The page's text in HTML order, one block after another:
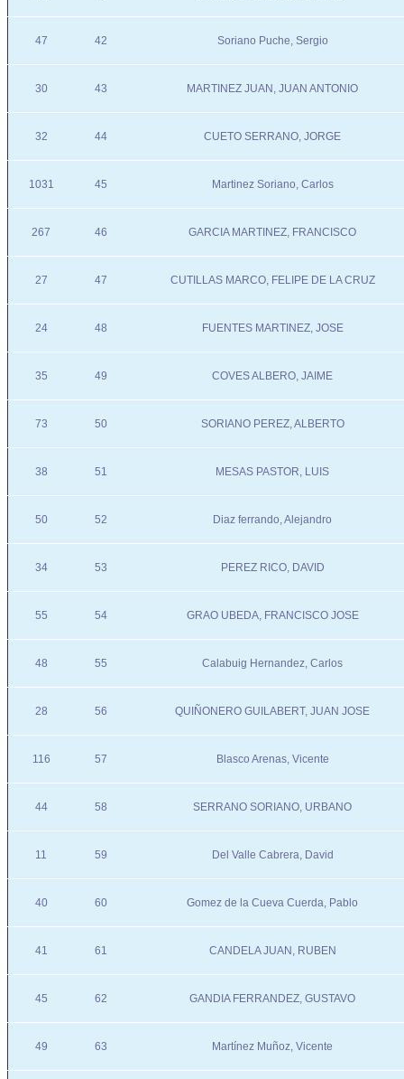
47 42 Soriano Puche, Sergio
30 43 MARTINEZ JUAN, JUAN ANTONIO
32 44 CUETO SERRANO, JORGE
1031 45 Martinez Soriano, Carlos
267 46 GARCIA MARTINEZ, FRANCISCO
27 47 CUTILLAS MARCO, FELIPE DE LA CRUZ
24 48 FUENTES MARTINEZ, JOSE
35 49 COVES ALBERO, JAIME
73 50 SORIANO PEREZ, ALBERTO
38 51 MESAS PASTOR, LUIS
50 52 Diaz ferrando, Alejandro
34 53 PEREZ RICO, DAVID
55 54 GRAO UBEDA, FRANCISCO JOSE
48 55 Calabuig Hernandez, Carlos
28 56 QUIÑONERO GUILABERT, JUAN JOSE
116 57 Blasco Arenas, Vicente
44 58 SERRANO SORIANO, URBANO
11 59 Del Valle Cabrera, David
40 60 Gomez de la Cueva Cuerda, Pablo
41 61 CANDELA JUAN, RUBEN
45 62 GANDIA FERRANDEZ, GUSTAVO
49 63 Martínez Muñoz, Vicente